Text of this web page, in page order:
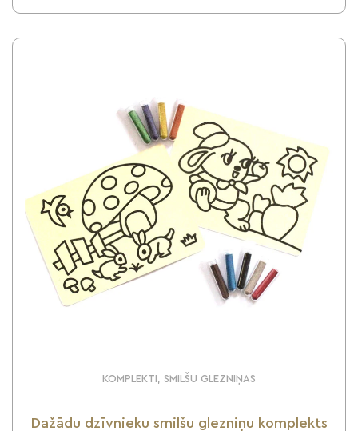
UZZINI VAIRĀK
KOMPLEKTI, SMILŠU GLEZNIŅAS
Dažādu dzīvnieku smilšu glezniņu komplekts